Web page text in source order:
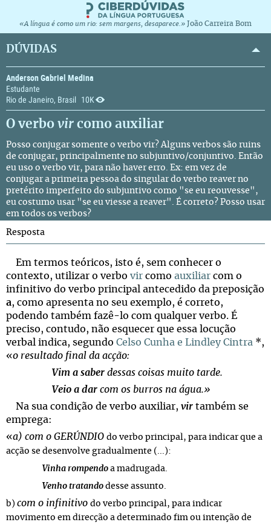
«A língua é como um rio: sem margens, desaparece.» João Carreira Bom
DÚVIDAS
Anderson Gabriel Medina
Estudante
Rio de Janeiro, Brasil
10K
O verbo vir como auxiliar
Posso conjugar somente o verbo vir? Alguns verbos são ruins
de conjugar, principalmente no subjuntivo/conjuntivo. Então
eu uso o verbo vir, para não haver erro. Ex: em vez de
conjugar a primeira pessoa do singular do verbo reaver no
pretérito imperfeito do subjuntivo como "se eu reouvesse",
eu costumo usar "se eu viesse a reaver". É correto? Posso usar
em todos os verbos?
Resposta
Em termos teóricos, isto é, sem conhecer o
contexto, utilizar o verbo vir como auxiliar com o
infinitivo do verbo principal antecedido da preposição
a, como apresenta no seu exemplo, é correto,
podendo também fazê-lo com qualquer verbo. É
preciso, contudo, não esquecer que essa locução
verbal indica, segundo Celso Cunha e Lindley Cintra *,
«o resultado final da acção:
Vim a saber dessas coisas muito tarde.
Veio a dar com os burros na água.»
Na sua condição de verbo auxiliar, vir também se
emprega:
«a) com o GERÚNDIO do verbo principal, para indicar que a
acção se desenvolve gradualmente (...):
Vinha rompendo a madrugada.
Venho tratando desse assunto.
b) com o infinitivo do verbo principal, para indicar
movimento em direcção a determinado fim ou intenção de